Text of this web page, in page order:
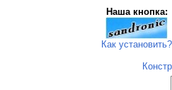
Наша кнопка:
Как установить?